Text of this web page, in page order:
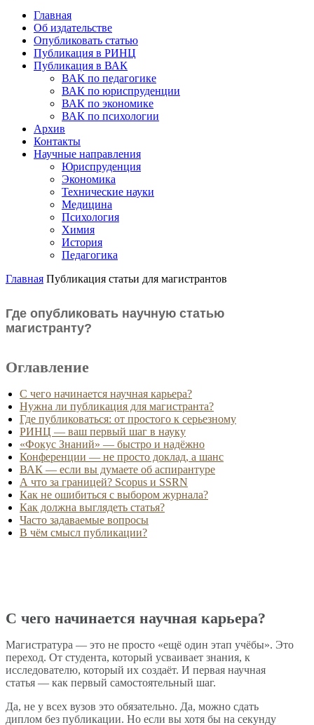
Главная
Об издательстве
Опубликовать статью
Публикация в РИНЦ
Публикация в ВАК
ВАК по педагогике
ВАК по юриспруденции
ВАК по экономике
ВАК по психологии
Архив
Контакты
Научные направления
Юриспруденция
Экономика
Технические науки
Медицина
Психология
Химия
История
Педагогика
Главная Публикация статьи для магистрантов
Где опубликовать научную статью
магистранту?
Оглавление
С чего начинается научная карьера?
Нужна ли публикация для магистранта?
Где публиковаться: от простого к серьезному
РИНЦ — ваш первый шаг в науку
«Фокус Знаний» — быстро и надёжно
Конференции — не просто доклад, а шанс
ВАК — если вы думаете об аспирантуре
А что за границей? Scopus и SSRN
Как не ошибиться с выбором журнала?
Как должна выглядеть статья?
Часто задаваемые вопросы
В чём смысл публикации?
С чего начинается научная карьера?
Магистратура — это не просто «ещё один этап учёбы». Это
переход. От студента, который усваивает знания, к
исследователю, который их создаёт. И первая научная
статья — как первый самостоятельный шаг.
Да, не у всех вузов это обязательно. Да, можно сдать
диплом без публикации. Но если вы хотя бы на секунду